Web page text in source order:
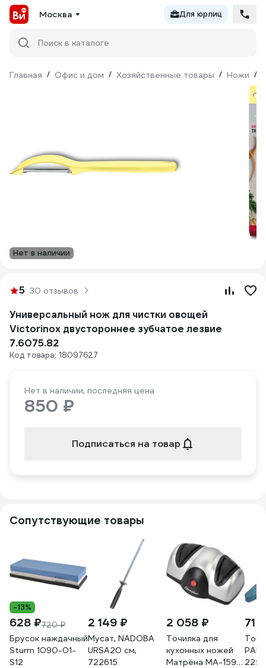
Москва Для юрлиц
Поиск в каталоге
Главная / Офис и дом / Хозяйственные товары / Ножи /
Нет в наличии
5 30 отзывов
Универсальный нож для чистки овощей
Victorinox двустороннее зубчатое лезвие
7.6075.82
Код товара: 18097627
Нет в наличии, последняя цена
850 ₽
Подписаться на товар
Сопутствующие товары
-13%
628 ₽720 ₽
Брусок наждачный
Sturm 1090-01-
S12
2 149 ₽
Мусат, NADOBA
URSA20 см,
722615
2 058 ₽
Точилка для
кухонных ножей
Матрёна MA-159
71 ₽